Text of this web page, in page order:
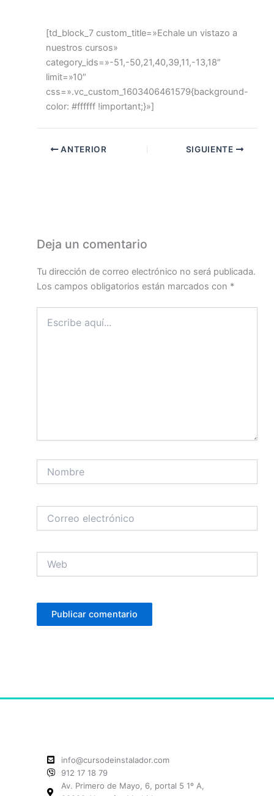
[td_block_7 custom_title=»Echale un vistazo a
nuestros cursos»
category_ids=»-51,-50,21,40,39,11,-13,18″
limit=»10″
css=».vc_custom_1603406461579{background-
color: #ffffff !important;}»]
ANTERIOR SIGUIENTE
Deja un comentario
Tu dirección de correo electrónico no será publicada.
Los campos obligatorios están marcados con *
aquí...
electrónico
info@cursodeinstalador.com
912 17 18 79
Av. Primero de Mayo, 6, portal 5 1º A,